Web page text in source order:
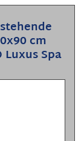
cm
Luxus Spa